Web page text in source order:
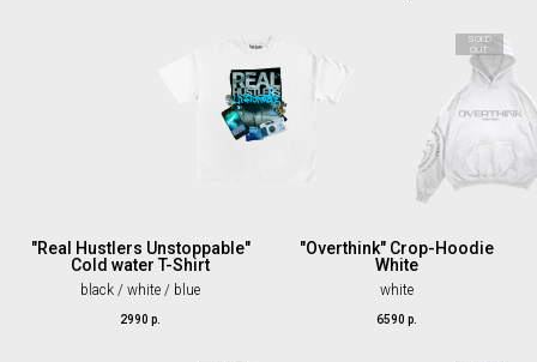
"Real Hustlers Unstoppable"
Cold water T-Shirt
black / white / blue
2990 р.
SOLD
OUT
"Overthink" Crop-Hoodie
White
white
6590 р.